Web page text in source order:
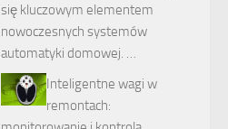
się kluczowym elementem
nowoczesnych systemów
automatyki domowej. …
Inteligentne wagi w
remontach: